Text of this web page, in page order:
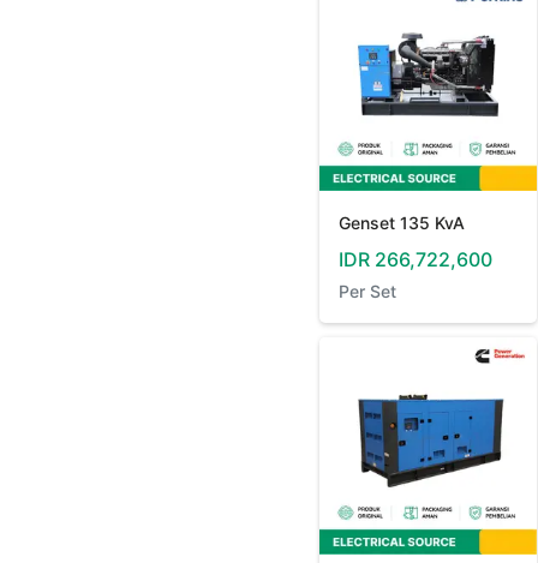
Genset 135 KvA
IDR 266,722,600
Per Set